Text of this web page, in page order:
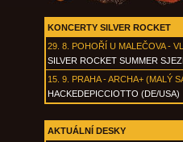
KONCERTY SILVER ROCKET
29. 8. POHOŘÍ U MALEČOVA -
SILVER ROCKET SUMMER
15. 9. PRAHA - ARCHA+ (MALÝ
HACKEDEPICCIOTTO (DE/USA)
AKTUÁLNÍ DESKY